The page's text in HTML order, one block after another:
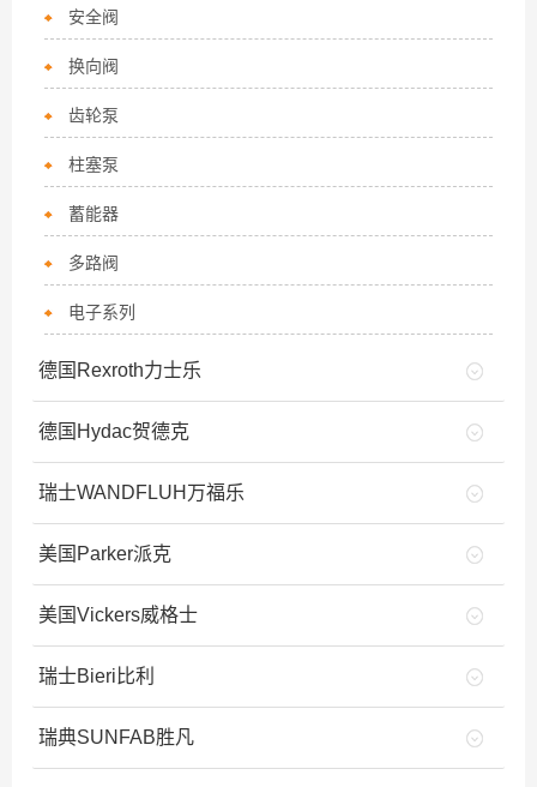
安全阀
换向阀
齿轮泵
柱塞泵
蓄能器
多路阀
电子系列
德国Rexroth力士乐
德国Hydac贺德克
瑞士WANDFLUH万福乐
美国Parker派克
美国Vickers威格士
瑞士Bieri比利
瑞典SUNFAB胜凡